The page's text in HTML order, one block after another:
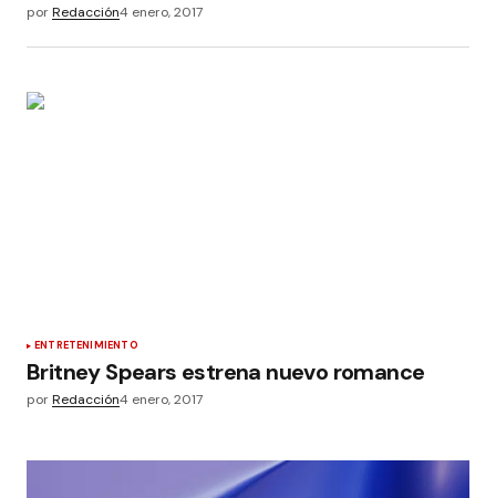
porRedacción4 enero, 2017
ENTRETENIMIENTO
Britney Spears estrena nuevo romance
porRedacción4 enero, 2017